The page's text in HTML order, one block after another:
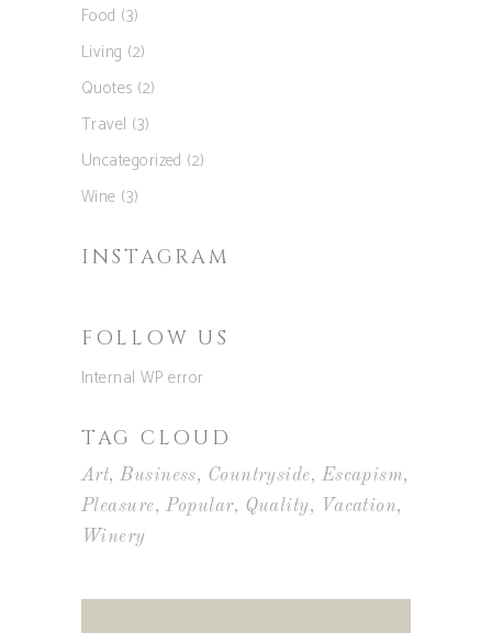
Food (3)
Living (2)
Quotes (2)
Travel (3)
Uncategorized (2)
Wine (3)
INSTAGRAM
FOLLOW US
Internal WP error
TAG CLOUD
Art Business Countryside
Escapism
Pleasure
Popular Quality
Vacation
Winery